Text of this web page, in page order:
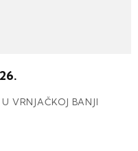
VRNJAČKOJ BANJI